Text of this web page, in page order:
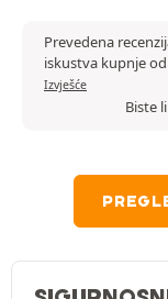
Prevedena
iskustva kupnje od
Izvješće
Biste